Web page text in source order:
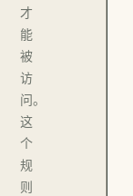
才
能
被
访
问。
这
个
规
则